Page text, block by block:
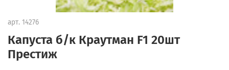
арт. 14276
Капуста б/к Краутман F1 20шт
Престиж